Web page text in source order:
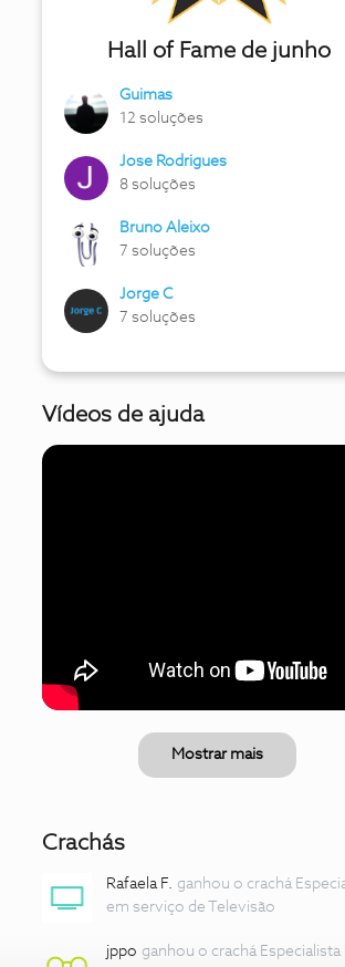
Hall of Fame de junho
Guimas
12 soluções
Jose Rodrigues
8 soluções
Bruno Aleixo
7 soluções
Jorge C
7 soluções
Vídeos de ajuda
Mostrar mais
Crachás
Rafaela F. ganhou o crachá
em serviço de Televisão
jppo ganhou o crachá Especialista